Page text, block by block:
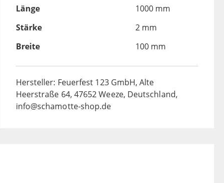
Länge
1000 mm
Stärke
2 mm
Breite
100 mm
Hersteller: Feuerfest 123 GmbH, Alte
Heerstraße 64, 47652 Weeze, Deutschland,
info@schamotte-shop.de